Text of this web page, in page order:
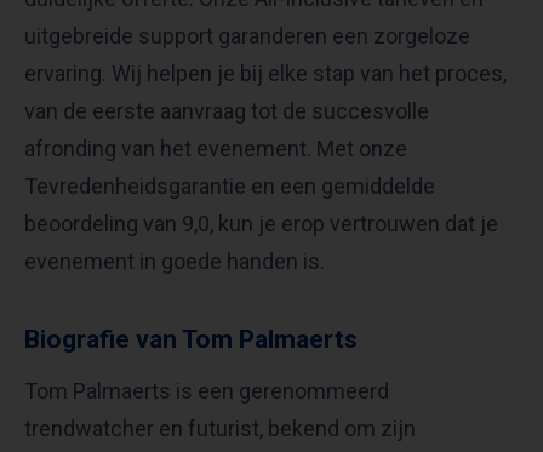
uitgebreide support garanderen een zorgeloze
ervaring. Wij helpen je bij elke stap van het proces,
van de eerste aanvraag tot de succesvolle
afronding van het evenement. Met onze
Tevredenheidsgarantie en een gemiddelde
beoordeling van 9,0, kun je erop vertrouwen dat je
evenement in goede handen is.
Biografie van Tom Palmaerts
Tom Palmaerts is een gerenommeerd
trendwatcher en futurist, bekend om zijn